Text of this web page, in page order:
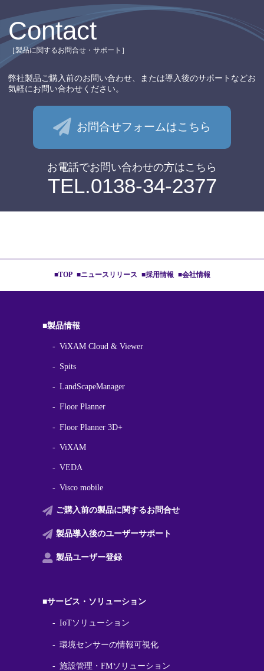
Contact
［製品に関するお問合せ・サポート］
弊社製品ご購入前のお問い合わせ、 または導入後のサポートなどお
気軽にお問い合わせください。
お問合せフォームはこちら
お電話でお問い合わせの⽅はこちら
TEL.0138-34-2377
■TOP ■ニュースリリース ■採用情報 ■会社情報
■製品情報
ViXAM Cloud & Viewer
Spits
LandScapeManager
Floor Planner
Floor Planner 3D+
ViXAM
VEDA
Visco mobile
ご購入前の製品に関するお問合せ
製品導入後のユーザーサポート
製品ユーザー登録
■サービス・ソリューション
IoTソリューション
環境センサーの情報可視化
施設管理・FMソリューション